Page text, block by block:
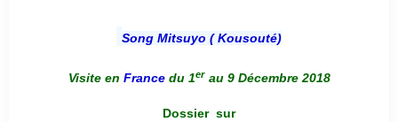
Song Mitsuyo ( Kousouté)
Visite en France du 1er au 9 Décembre 2018
Dossier sur